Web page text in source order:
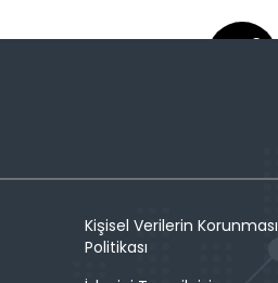
Kişisel Verilerin Korunması
Politikası